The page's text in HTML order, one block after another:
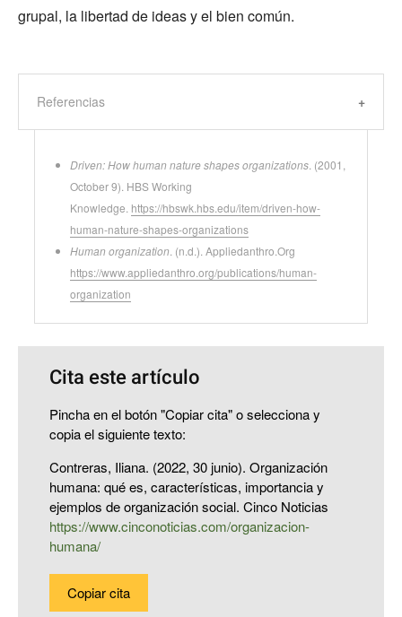
grupal, la libertad de ideas y el bien común.
Referencias
Driven: How human nature shapes organizations . (2001,
October 9). HBS Working
Knowledge. https://hbswk.hbs.edu/item/driven-how-
human-nature-shapes-organizations
Human organization . (n.d.). Appliedanthro.Org
https://www.appliedanthro.org/publications/human-
organization
Cita este artículo
Pincha en el botón "Copiar cita" o selecciona y
copia el siguiente texto:
Contreras, Iliana. (2022, 30 junio). Organización
humana: qué es, características, importancia y
ejemplos de organización social. Cinco Noticias
https://www.cinconoticias.com/organizacion-
humana/
Copiar cita